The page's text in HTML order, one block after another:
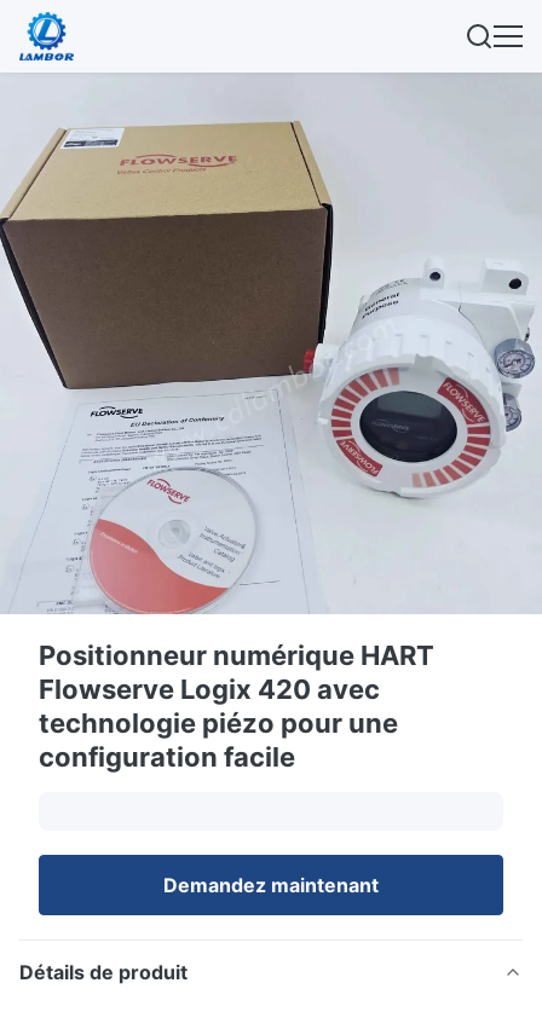
Positionneur numérique HART
Flowserve Logix 420 avec
technologie piézo pour une
configuration facile
Demandez maintenant
Détails de produit